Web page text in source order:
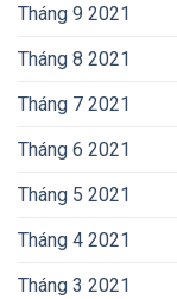
Tháng 9 2021
Tháng 8 2021
Tháng 7 2021
Tháng 6 2021
Tháng 5 2021
Tháng 4 2021
Tháng 3 2021